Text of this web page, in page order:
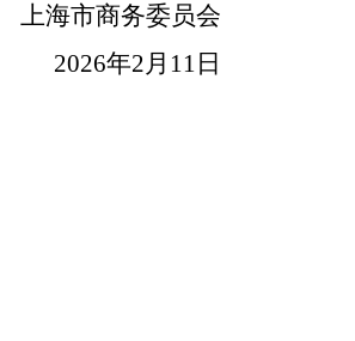
上海市商务委员会
2026年2月 11日